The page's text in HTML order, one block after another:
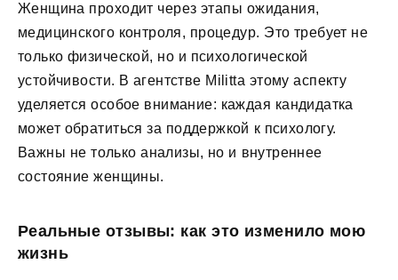
Женщина проходит через этапы ожидания,
медицинского контроля, процедур. Это требует не
только физической, но и психологической
устойчивости. В агентстве Militta этому аспекту
уделяется особое внимание: каждая кандидатка
может обратиться за поддержкой к психологу.
Важны не только анализы, но и внутреннее
состояние женщины.
Реальные отзывы: как это изменило мою
жизнь